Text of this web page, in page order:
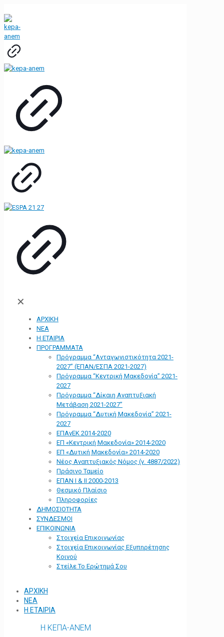
✕
ΑΡΧΙΚΗ
ΝΕΑ
Η ΕΤΑΙΡΙΑ
ΠΡΟΓΡΑΜΜΑΤΑ
Πρόγραμμα “Ανταγωνιστικότητα 2021-
2027” (ΕΠΑΝ/ΕΣΠΑ 2021-2027)
Πρόγραμμα “Κεντρική Μακεδονία” 2021-
2027
Πρόγραμμα “Δίκαιη Αναπτυξιακή
Μετάβαση 2021-2027”
Πρόγραμμα “Δυτική Μακεδονία” 2021-
2027
ΕΠΑνΕΚ 2014-2020
ΕΠ «Kεντρική Μακεδονία» 2014-2020
ΕΠ «Δυτική Μακεδονία» 2014-2020
Νέος Αναπτυξιακός Νόμος (ν. 4887/2022)
Πράσινο Ταμείο
ΕΠΑΝ Ι & ΙΙ 2000-2013
Θεσμικό Πλαίσιο
Πληροφορίες
ΔΗΜΟΣΙΟΤΗΤΑ
ΣΥΝΔΕΣΜΟΙ
ΕΠΙΚΟΙΝΩΝΙΑ
Στοιχεία Επικοινωνίας
Στοιχεία Επικοινωνίας Εξυπηρέτησης
Κοινού
Στείλε Το Ερώτημά Σου
ΑΡΧΙΚΗ
ΝΕΑ
Η ΕΤΑΙΡΙΑ
Η ΚΕΠΑ-ΑΝΕΜ